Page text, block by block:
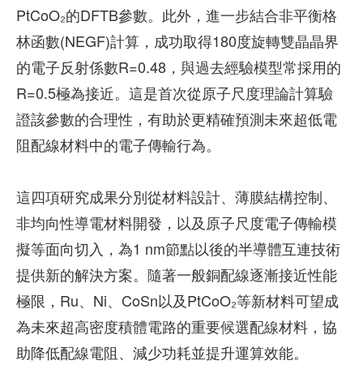
PtCoO₂的DFTB參數。此外，進一步結合非平衡格
林函數(NEGF)計算，成功取得180度旋轉雙晶晶界
的電子反射係數R=0.48，與過去經驗模型常採用的
R=0.5極為接近。這是首次從原子尺度理論計算驗
證該參數的合理性，有助於更精確預測未來超低電
阻配線材料中的電子傳輸行為。
這四項研究成果分別從材料設計、薄膜結構控制、
非均向性導電材料開發，以及原子尺度電子傳輸模
擬等面向切入，為1 nm節點以後的半導體互連技術
提供新的解決方案。隨著一般銅配線逐漸接近性能
極限，Ru、Ni、CoSn以及PtCoO₂等新材料可望成
為未來超高密度積體電路的重要候選配線材料，協
助降低配線電阻、減少功耗並提升運算效能。